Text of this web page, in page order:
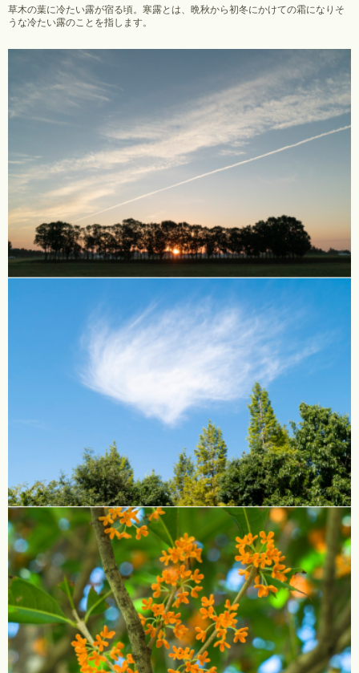
草木の葉に冷たい露が宿る頃。寒露とは、晩秋から初冬にかけての霜になりそ
うな冷たい露のことを指します。